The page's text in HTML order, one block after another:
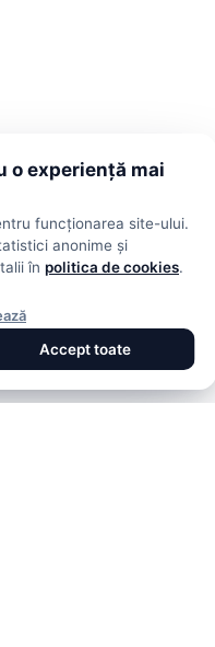
o experiență mai
funcționarea site-ului.
anonime și
în politica de cookies.
Accept toate